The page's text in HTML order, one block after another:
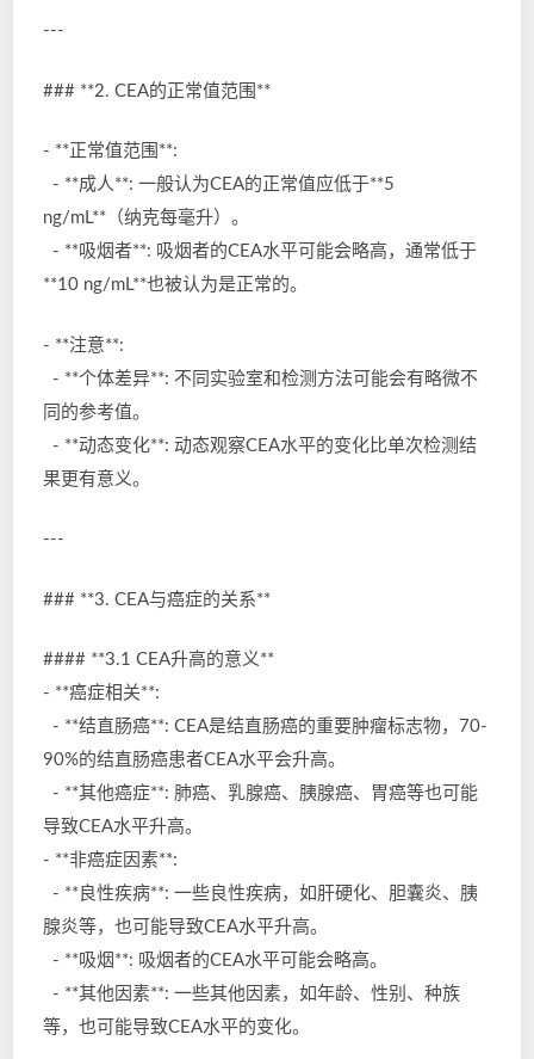
---
### **2. CEA的正常值范围**
- **正常值范围**:
- **成人**: 一般认为CEA的正常值应低于**5
ng/mL**（纳克每毫升）。
- **吸烟者**: 吸烟者的CEA水平可能会略高，通常低于
**10 ng/mL**也被认为是正常的。
- **注意**:
- **个体差异**: 不同实验室和检测方法可能会有略微不
同的参考值。
- **动态变化**: 动态观察CEA水平的变化比单次检测结
果更有意义。
---
### **3. CEA与癌症的关系**
#### **3.1 CEA升高的意义**
- **癌症相关**:
- **结直肠癌**: CEA是结直肠癌的重要肿瘤标志物，70-
90%的结直肠癌患者CEA水平会升高。
- **其他癌症**: 肺癌、乳腺癌、胰腺癌、胃癌等也可能
导致CEA水平升高。
- **非癌症因素**:
- **良性疾病**: 一些良性疾病，如肝硬化、胆囊炎、胰
腺炎等，也可能导致CEA水平升高。
- **吸烟**: 吸烟者的CEA水平可能会略高。
- **其他因素**: 一些其他因素，如年龄、性别、种族
等，也可能导致CEA水平的变化。